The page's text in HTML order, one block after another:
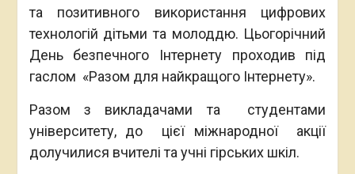
та позитивного використання цифрових
технологій дітьми та молоддю. Цьогорічний
День безпечного Інтернету проходив під
гаслом «Разом для найкращого Інтернету».
Разом з викладачами та студентами
університету, до цієї міжнародної акції
долучилися вчителі та учні гірських шкіл.